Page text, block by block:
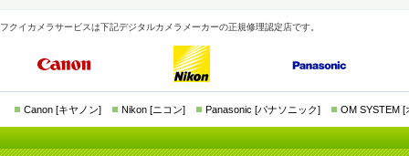
フクイカメラサービスは下記デジタルカメラメーカーの正規修理認定店です。
Canon [キヤノン] Nikon [ニコン] Panasonic [パナソニック] OM SYSTEM [